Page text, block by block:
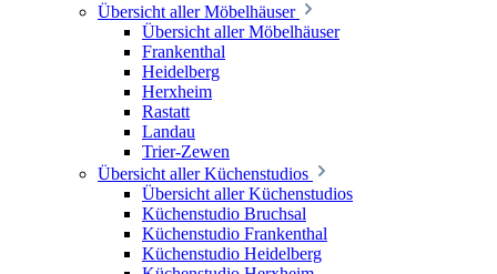
Übersicht aller Möbelhäuser
Übersicht aller Möbelhäuser
Frankenthal
Heidelberg
Herxheim
Rastatt
Landau
Trier-Zewen
Übersicht aller Küchenstudios
Übersicht aller Küchenstudios
Küchenstudio Bruchsal
Küchenstudio Frankenthal
Küchenstudio Heidelberg